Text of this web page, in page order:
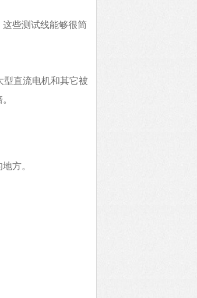
些测试线能够很简
型直流电机和其它被
方。